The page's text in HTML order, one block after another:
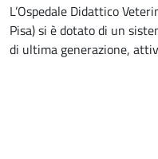
L’Ospedale Didattico
Pisa) si è dotato di un
di ultima generazione,